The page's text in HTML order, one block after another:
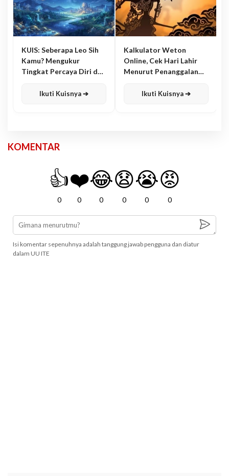
KUIS: Seberapa Leo Sih
Kamu? Mengukur
Tingkat Percaya Diri dan
Ikuti Kuisnya ➔
Kalkulator Weton
Online, Cek Hari Lahir
Menurut Penanggalan
Ikuti Kuisnya ➔
KOMENTAR
👍
0
❤️
0
😂
0
😧
0
😭
0
😡
0
Isi komentar sepenuhnya adalah tanggung jawab pengguna dan diatur
dalam UU ITE